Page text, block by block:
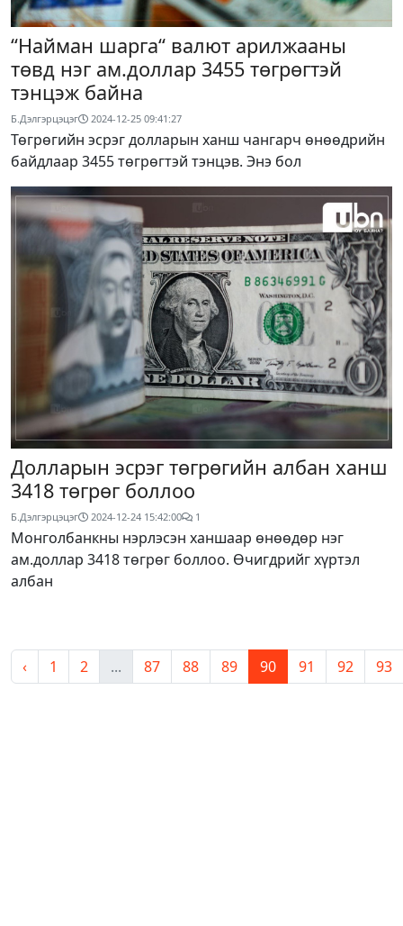
“Найман шарга“ валют арилжааны
төвд нэг ам.доллар 3455 төгрөгтэй
тэнцэж байна
Б.Дэлгэрцэцэг 2024-12-25 09:41:27
Төгрөгийн эсрэг долларын ханш чангарч өнөөдрийн
байдлаар 3455 төгрөгтэй тэнцэв. Энэ бол
Долларын эсрэг төгрөгийн албан ханш
3418 төгрөг боллоо
Б.Дэлгэрцэцэг 2024-12-24 15:42:00 1
Монголбанкны нэрлэсэн ханшаар өнөөдөр нэг
ам.доллар 3418 төгрөг боллоо. Өчигдрийг хүртэл
албан
‹ 1 2 ... 87 88 89 90 91 92 93